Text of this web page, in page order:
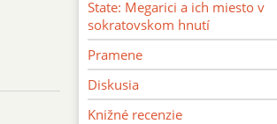
State: Megarici a ich miesto v
sokratovskom hnutí
Pramene
Diskusia
Knižné recenzie